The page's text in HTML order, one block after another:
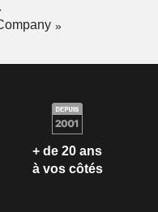
+ de 20 ans
à vos côtés